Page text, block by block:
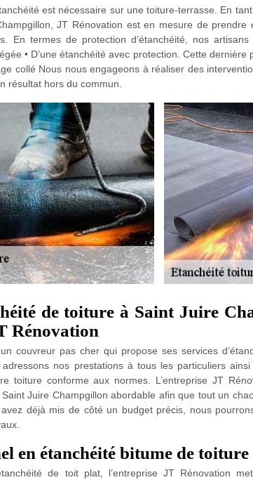
est nécessaire sur une toiture-terrasse. En
JT Rénovation est en mesure de
En termes de protection d’étanchéité, nos
• D’une étanchéité avec protection. Cette
collé Nous nous engageons à réaliser des
résultat hors du commun.
de toiture à Saint Juire
Rénovation
couvreur pas cher qui propose ses services
nos prestations à tous les particuliers
toiture conforme aux normes. L’entreprise JT
Juire Champgillon abordable afin que tout un
déjà mis de côté un budget précis, nous
en étanchéité bitume de toiture
de toit plat, l’entreprise JT Rénovation